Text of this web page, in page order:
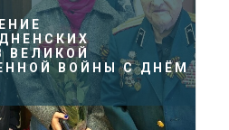
ВЕЛИКОЙ
ВОЙНЫ С ДНЁМ